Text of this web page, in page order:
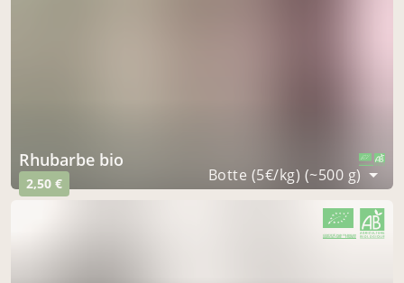
rhubarbe bio
2,50 € Botte (5€/kg) (~500 g)
CERTIFIÉ PAR FR-BIO-09
AGRICULTURE FRANCE